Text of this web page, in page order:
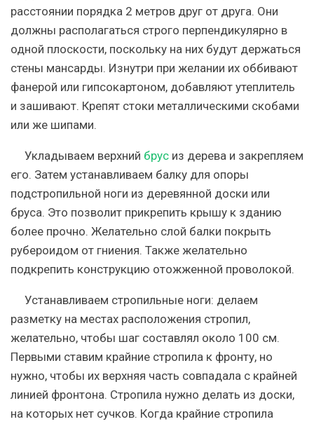
расстоянии порядка 2 метров друг от друга. Они
должны располагаться строго перпендикулярно в
одной плоскости, поскольку на них будут держаться
стены мансарды. Изнутри при желании их оббивают
фанерой или гипсокартоном, добавляют утеплитель
и зашивают. Крепят стоки металлическими скобами
или же шипами.
Укладываем верхний брус из дерева и закрепляем
его. Затем устанавливаем балку для опоры
подстропильной ноги из деревянной доски или
бруса. Это позволит прикрепить крышу к зданию
более прочно. Желательно слой балки покрыть
рубероидом от гниения. Также желательно
подкрепить конструкцию отожженной проволокой.
Устанавливаем стропильные ноги: делаем
разметку на местах расположения стропил,
желательно, чтобы шаг составлял около 100 см.
Первыми ставим крайние стропила к фронту, но
нужно, чтобы их верхняя часть совпадала с крайней
линией фронтона. Стропила нужно делать из доски,
на которых нет сучков. Когда крайние стропила